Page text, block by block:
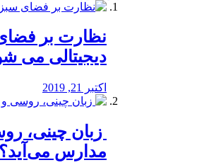
نظارت بر
دیجیتالی می
اکتبر 21, 2019
زبان چینی،
مدارس می‌آید؟